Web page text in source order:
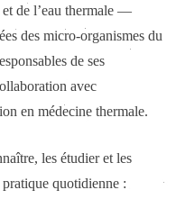
de l’eau thermale —
des micro-organismes du
de ses
avec
en médecine thermale.
les étudier et les
quotidienne :